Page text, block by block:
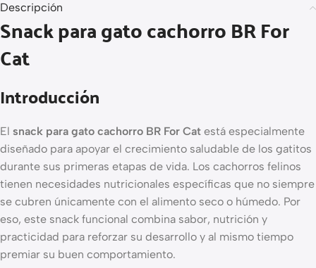
Descripción
Snack para gato cachorro BR For
Cat
Introducción
El snack para gato cachorro BR For Cat está especialmente
diseñado para apoyar el crecimiento saludable de los gatitos
durante sus primeras etapas de vida. Los cachorros felinos
tienen necesidades nutricionales específicas que no siempre
se cubren únicamente con el alimento seco o húmedo. Por
eso, este snack funcional combina sabor, nutrición y
practicidad para reforzar su desarrollo y al mismo tiempo
premiar su buen comportamiento.